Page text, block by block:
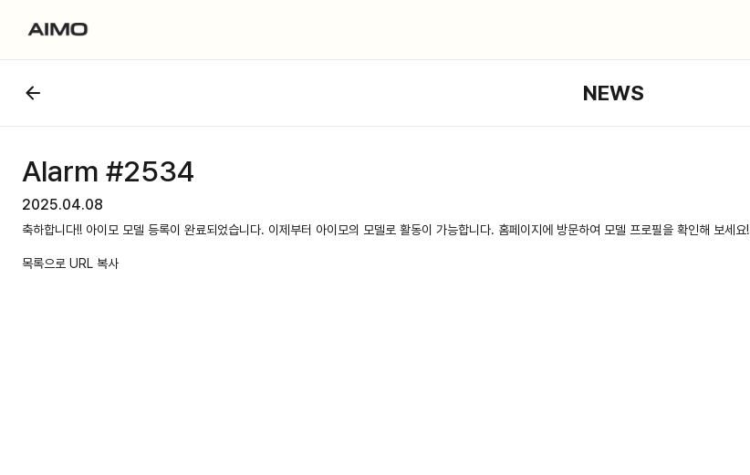
NEWS
Alarm #2534
2025.04.08
축하합니다!! 아이모 모델 등록이 완료되었습니다. 이제부터 아이모의 모델로 활동이 가능합니다. 홈페이지에 방문하여 모델 프로필을 확인해 보세요!
목록으로 URL 복사